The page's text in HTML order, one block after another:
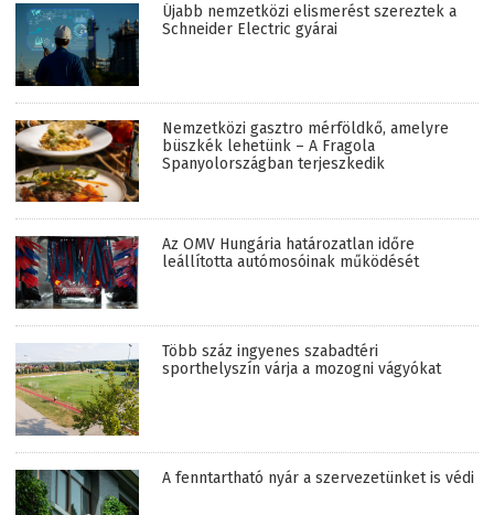
Újabb nemzetközi elismerést szereztek a
Schneider Electric gyárai
Nemzetközi gasztro mérföldkő, amelyre
büszkék lehetünk – A Fragola
Spanyolországban terjeszkedik
Az OMV Hungária határozatlan időre
leállította autómosóinak működését
Több száz ingyenes szabadtéri
sporthelyszín várja a mozogni vágyókat
A fenntartható nyár a szervezetünket is védi